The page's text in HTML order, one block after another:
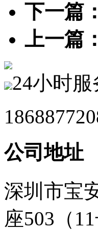
下一篇：
上一篇：
24小时服
公司地址
深圳市宝
座503（